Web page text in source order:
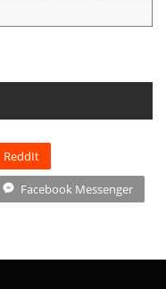
ReddIt
Facebook Messenger